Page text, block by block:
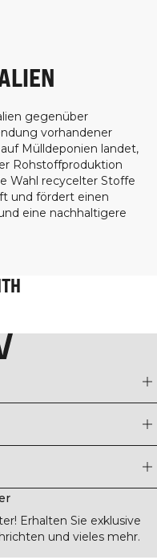
gegenüber
vorhandener
Mülldeponien landet,
Rohstoffproduktion
Wahl recycelter Stoffe
und fördert einen
eine nachhaltigere
Erhalten Sie exklusive
und vieles mehr.